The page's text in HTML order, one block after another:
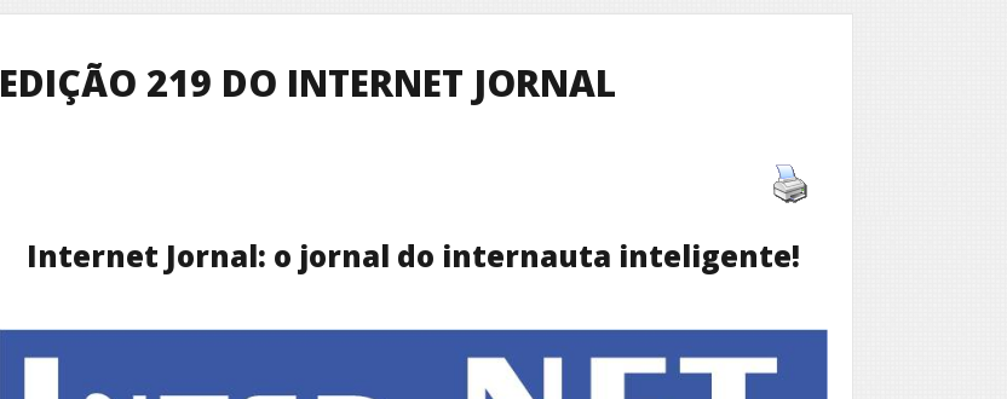
EDIÇÃO 219 DO INTERNET JORNAL
Internet Jornal: o jornal do internauta inteligente!